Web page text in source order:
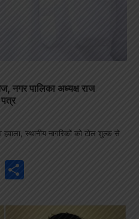
नगर पालिका अध्यक्ष राज
स्थानीय नागरिकों को टोल शुल्क से
LinkedIn